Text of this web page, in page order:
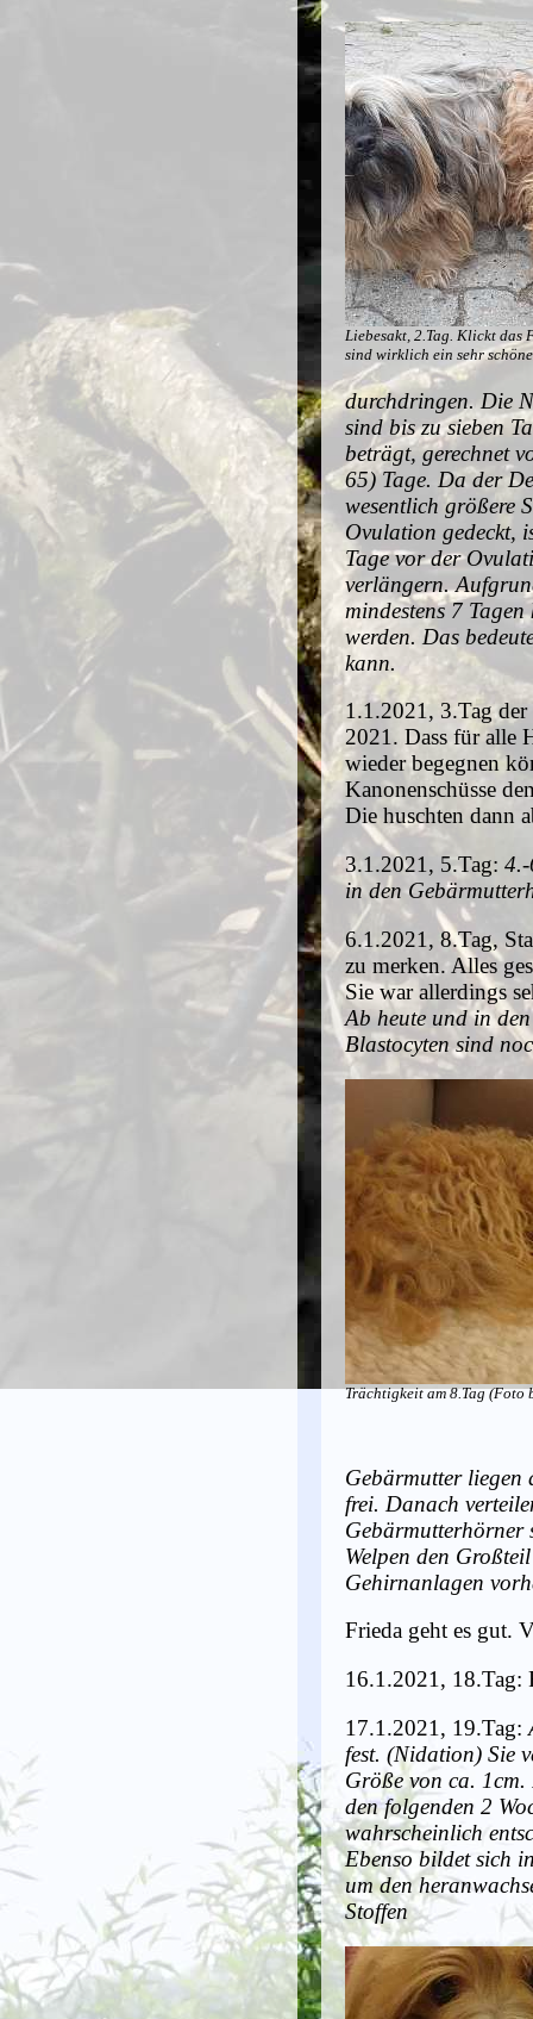
Liebesakt, 2.Tag. Klickt das
sind wirklich ein sehr
durchdringen. Die
sind bis zu sieben
beträgt, gerechnet
65) Tage. Da der
wesentlich größere
Ovulation gedeckt,
Tage vor der
verlängern.
mindestens 7
werden. Das
kann.
1.1.2021, 3.Tag
2021. Dass für alle
wieder begegnen
Kanonenschüsse
Die huschten dann
3.1.2021, 5.Tag:
in den
6.1.2021, 8.Tag,
zu merken. Alles
Sie war allerdings
Ab heute und in
Blastocyten sind
Trächtigkeit am 8.Tag (Foto
Gebärmutter liegen
frei. Danach
Gebärmutterhörner
Welpen den
Gehirnanlagen
Frieda geht es gut.
16.1.2021, 18.Tag:
17.1.2021, 19.Tag:
fest. (Nidation) Sie
Größe von ca.
den folgenden 2
wahrscheinlich
Ebenso bildet sich
um den
Stoffen